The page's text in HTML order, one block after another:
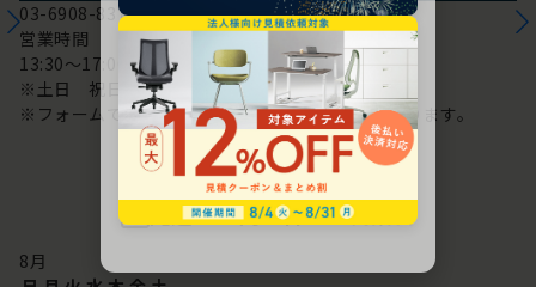
03-6908-8370
営業時間
13:30～17:00
※土日 祝日は休み
※フォームでのお問い合わせは24時間対応しております。
配送・お問い合わせ営業日
8月